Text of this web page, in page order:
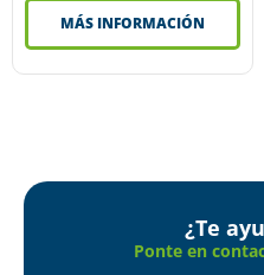
MÁS INFORMACIÓN
¿Te
Ponte en